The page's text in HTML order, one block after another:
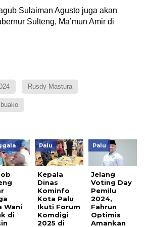
Sulaiman Agusto juga akan
Sulteng, Ma’mun Amir di
Rusdy Mastura
Wani
di
Palu
Kepala
Dinas
Kominfo
Kota Palu
Ikuti Forum
Komdigi
2025 di
Palu
Jelang
Voting Day
Pemilu
2024,
Fahrun
Optimis
Amankan